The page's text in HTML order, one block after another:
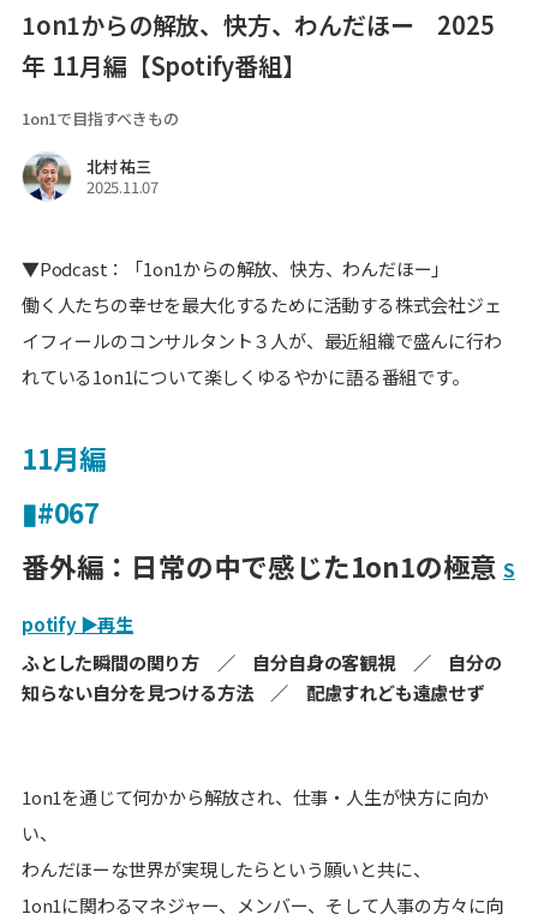
1on1からの解放、快方、わんだほー 2025
年 11月編【Spotify番組】
1on1で目指すべきもの
北村 祐三
2025.11.07
▼Podcast：「1on1からの解放、快方、わんだほー」
働く人たちの幸せを最大化するために活動する株式会社ジェ
イフィールのコンサルタント３人が、最近組織で盛んに行わ
れている1on1について楽しくゆるやかに語る番組です。
11月編
▮#067
番外編：日常の中で感じた1on1の極意 S
potify ▶再生
ふとした瞬間の関り方 ／ 自分自身の客観視 ／ 自分の
知らない自分を見つける方法 ／ 配慮すれども遠慮せず
1on1を通じて何かから解放され、仕事・人生が快方に向か
い、
わんだほーな世界が実現したらという願いと共に、
1on1に関わるマネジャー、メンバー、そして人事の方々に向